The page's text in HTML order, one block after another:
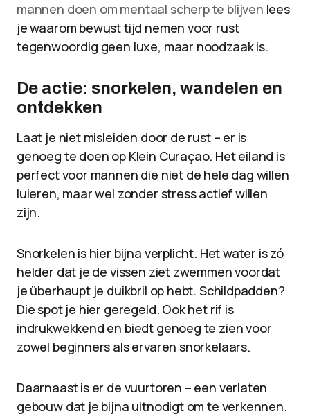
mannen doen om mentaal scherp te blijven lees
je waarom bewust tijd nemen voor rust
tegenwoordig geen luxe, maar noodzaak is.
De actie: snorkelen, wandelen en
ontdekken
Laat je niet misleiden door de rust – er is
genoeg te doen op Klein Curaçao. Het eiland is
perfect voor mannen die niet de hele dag willen
luieren, maar wel zonder stress actief willen
zijn.
Snorkelen is hier bijna verplicht. Het water is zó
helder dat je de vissen ziet zwemmen voordat
je überhaupt je duikbril op hebt. Schildpadden?
Die spot je hier geregeld. Ook het rif is
indrukwekkend en biedt genoeg te zien voor
zowel beginners als ervaren snorkelaars.
Daarnaast is er de vuurtoren – een verlaten
gebouw dat je bijna uitnodigt om te verkennen.